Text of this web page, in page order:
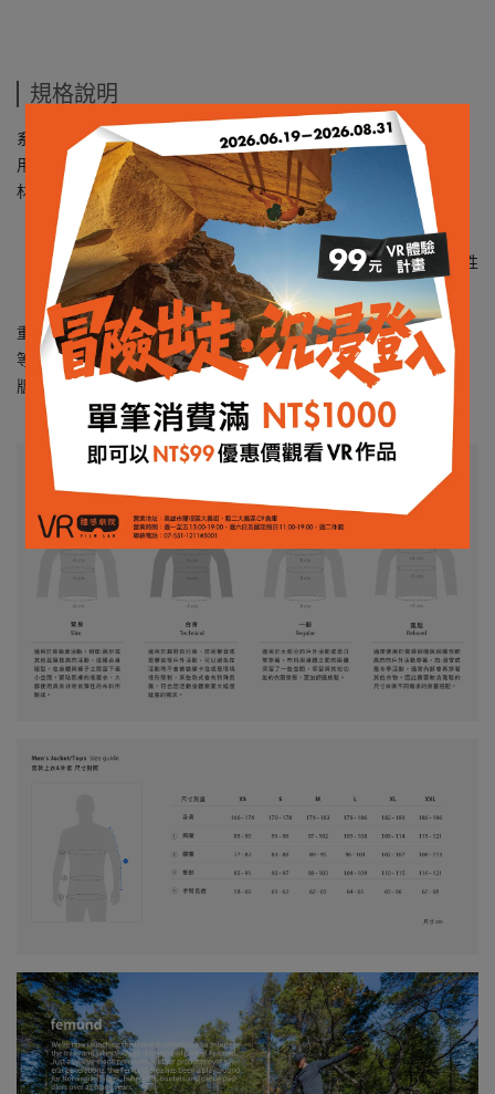
規格說明
系列：femund｜ Outdoor essentials
用途：戶外、健行
材質：
-主要材質79% 再生聚酯纖維 / 21% 聚酯纖維 (292 g/m2)
-衣領外側和外部口袋：66% 有機棉 / 29% 再生尼龍 / 5% 彈性
纖維 (148 g/m2)
重量：438 g in L size
等級：warm™3 ｜Norrona 專屬的保暖等級標準
版型：Regular Fit